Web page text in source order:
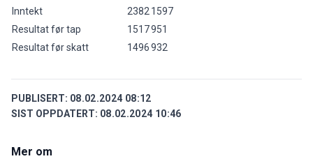
Inntekt
2382 1597
Resultat før tap
1517951
Resultat før skatt
1496932
PUBLISERT: 08.02.2024 08:12
SIST OPPDATERT: 08.02.2024 10:46
Mer om